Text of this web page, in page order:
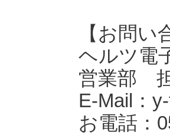
【お問い
ヘルツ電
営業部
E-Mail：
お電話：